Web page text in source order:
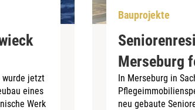
wurde jetzt
eines
Werk
Bauprojekte
Merseburg
In Merseburg in
neu gebaute